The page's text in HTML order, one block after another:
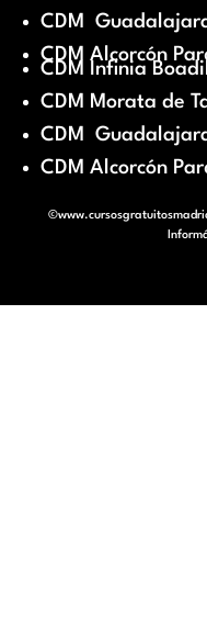
CDM
CDM Alcorcón
CDM Infinia
CDM Morata de
CDM
CDM Alcorcón